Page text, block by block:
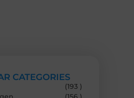
CATEGORIES
(193 )